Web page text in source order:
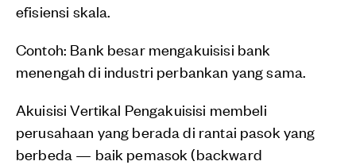
efisiensi skala.
Contoh: Bank besar mengakuisisi bank
menengah di industri perbankan yang sama.
Akuisisi Vertikal Pengakuisisi membeli
perusahaan yang berada di rantai pasok yang
berbeda — baik pemasok (backward